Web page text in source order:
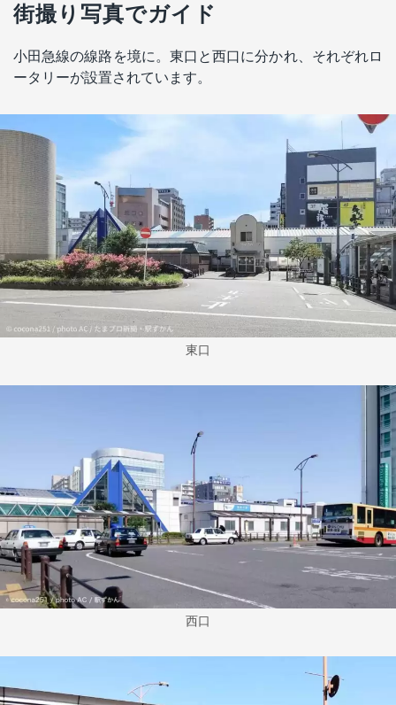
街撮り写真でガイド
小田急線の線路を境に。東口と西口に分かれ、それぞれロ
ータリーが設置されています。
東口
西口